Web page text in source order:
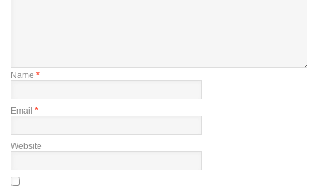
Name *
Email *
Website